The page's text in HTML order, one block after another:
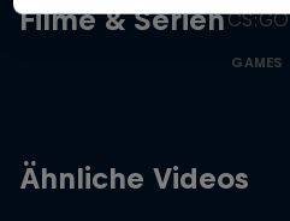
Filme & SerienCS:GO
GAMES
Ähnliche Videos